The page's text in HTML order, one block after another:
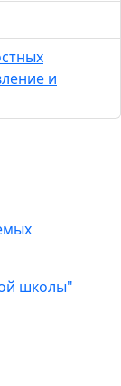
и
школы"